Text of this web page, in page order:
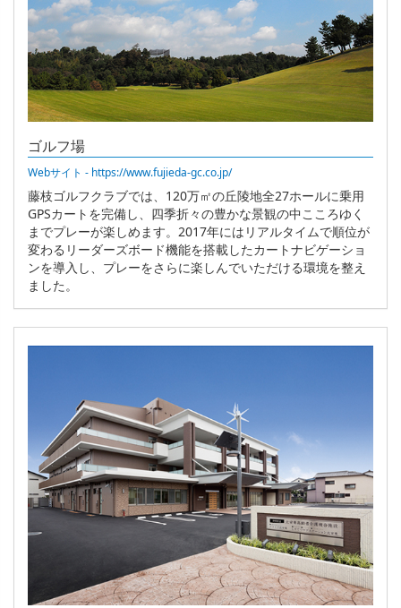
ゴルフ場
Webサイト - https://www.fujieda-gc.co.jp/
藤枝ゴルフクラブでは、120万㎡の丘陵地全27ホールに乗用
GPSカートを完備し、四季折々の豊かな景観の中こころゆく
までプレーが楽しめます。2017年にはリアルタイムで順位が
変わるリーダーズボード機能を搭載したカートナビゲーショ
ンを導入し、プレーをさらに楽しんでいただける環境を整え
ました。